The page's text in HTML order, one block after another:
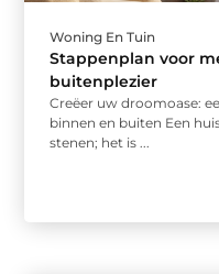
Woning En Tuin
Stappenplan voor
buitenplezier
Creëer uw droomoase:
binnen en buiten Een
stenen; het is ...